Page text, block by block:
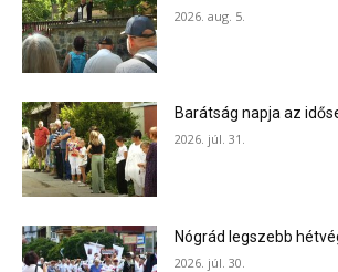
2026. aug. 5.
Barátság napja az
2026. júl. 31.
Nógrád legszebb
2026. júl. 30.